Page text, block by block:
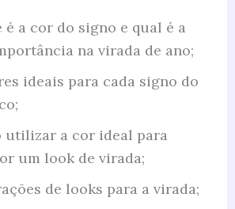
é a cor do signo e qual é a
na virada de ano;
ideais para cada signo do
utilizar a cor ideal para
um look de virada;
de looks para a virada;